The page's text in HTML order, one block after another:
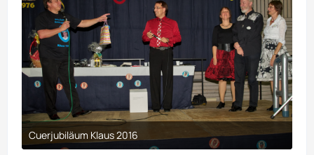
Cuerjubiläum Klaus 2016
9. April 2017 um 00:29